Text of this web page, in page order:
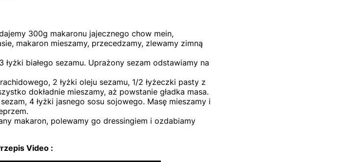
300g makaronu jajecznego chow mein,
makaron mieszamy, przecedzamy, zlewamy zimną
białego sezamu. Uprażony sezam odstawiamy na
2 łyżki oleju sezamu, 1/2 łyżeczki pasty z
dokładnie mieszamy, aż powstanie gładka masa.
4 łyżki jasnego sosu sojowego. Masę mieszamy i
makaron, polewamy go dressingiem i ozdabiamy
Video :